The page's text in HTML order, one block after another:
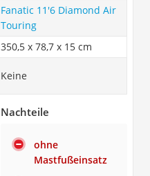
Fanatic 11'6 Diamond Air
Touring
350,5 x 78,7 x 15 cm
Keine
Nachteile
ohne
Mastfußeinsatz